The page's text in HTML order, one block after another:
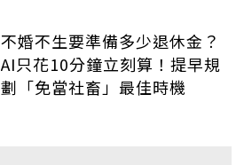
不婚不生要準備多少退休金？
AI只花10分鐘立刻算！提早規
劃「免當社畜」最佳時機